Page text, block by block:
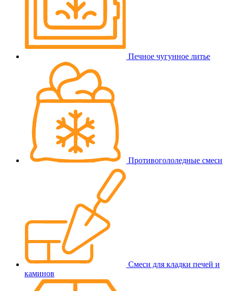
Печное чугунное литье
Противогололедные смеси
Смеси для кладки печей и
каминов